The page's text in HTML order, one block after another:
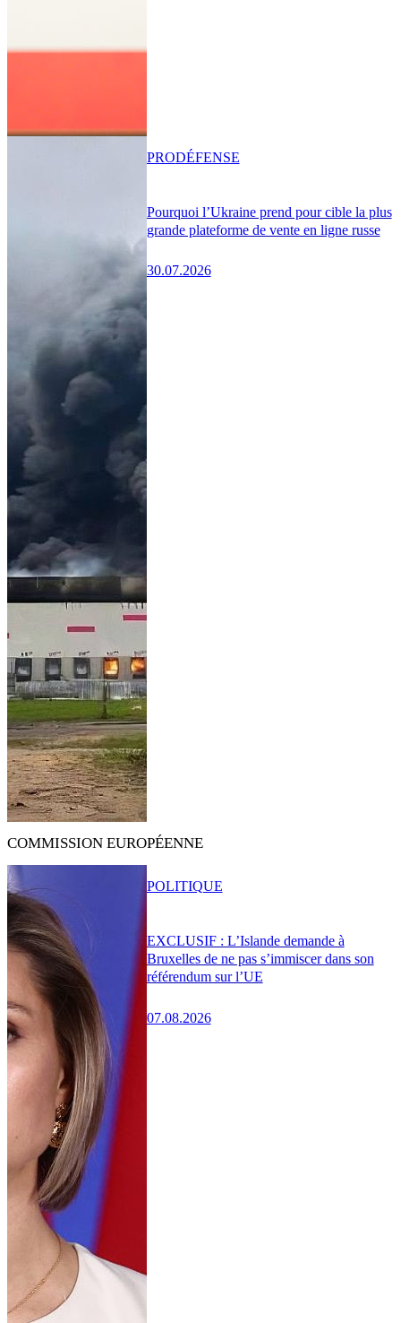
Pourquoi l’Ukraine prend pour cible la plus
grande plateforme de vente en ligne russe
30.07.2026
PRODÉFENSE
COMMISSION EUROPÉENNE
EXCLUSIF : L’Islande demande à
Bruxelles de ne pas s’immiscer dans son
référendum sur l’UE
07.08.2026
POLITIQUE